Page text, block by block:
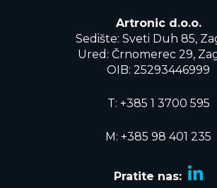
Artronic d.o.o.
Sedište: Sveti Duh 85,
Ured: Črnomerec 29,
OIB: 25293446999
T: +385 1 3700 595
M: +385 98 401 235
Pratite nas: